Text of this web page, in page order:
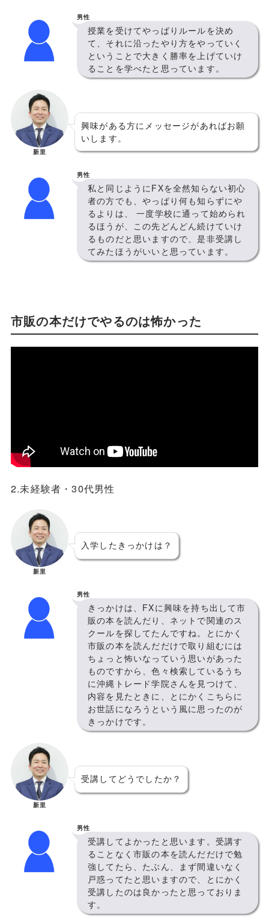
男性
授業を受けてやっぱりルールを決め
て、それに沿ったやり方をやっていく
ということで大きく勝率を上げていけ
ることを学べたと思っています。
新里
興味がある方にメッセージがあればお願
いします。
男性
私と同じようにFXを全然知らない初心
者の方でも、やっぱり何も知らずにや
るよりは、 一度学校に通って始められ
るほうが、この先どんどん続けていけ
るものだと思いますので、是非受講し
てみたほうがいいと思っています。
市販の本だけでやるのは怖かった
2.未経験者・30代男性
新里
入学したきっかけは？
男性
きっかけは、FXに興味を持ち出して市
販の本を読んだり、ネットで関連のス
クールを探してたんですね。とにかく
市販の本を読んだだけで取り組むには
ちょっと怖いなっていう思いがあった
ものですから、色々検索しているうち
に沖縄トレード学院さんを見つけて、
内容を見たときに、とにかくこちらに
お世話になろうという風に思ったのが
きっかけです。
新里
受講してどうでしたか？
男性
受講してよかったと思います。受講す
ることなく市販の本を読んだだけで勉
強してたら、たぶん、まず間違いなく
戸惑ってたと思いますので、とにかく
受講したのは良かったと思っておりま
す。